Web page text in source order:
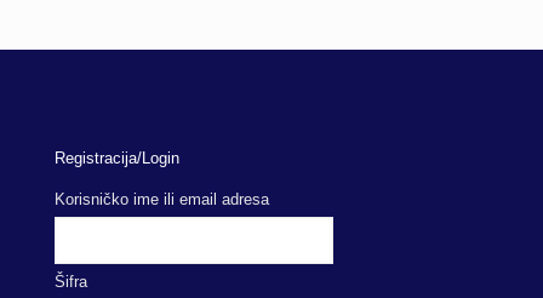
Registracija/Login
Korisničko ime ili email adresa
Šifra